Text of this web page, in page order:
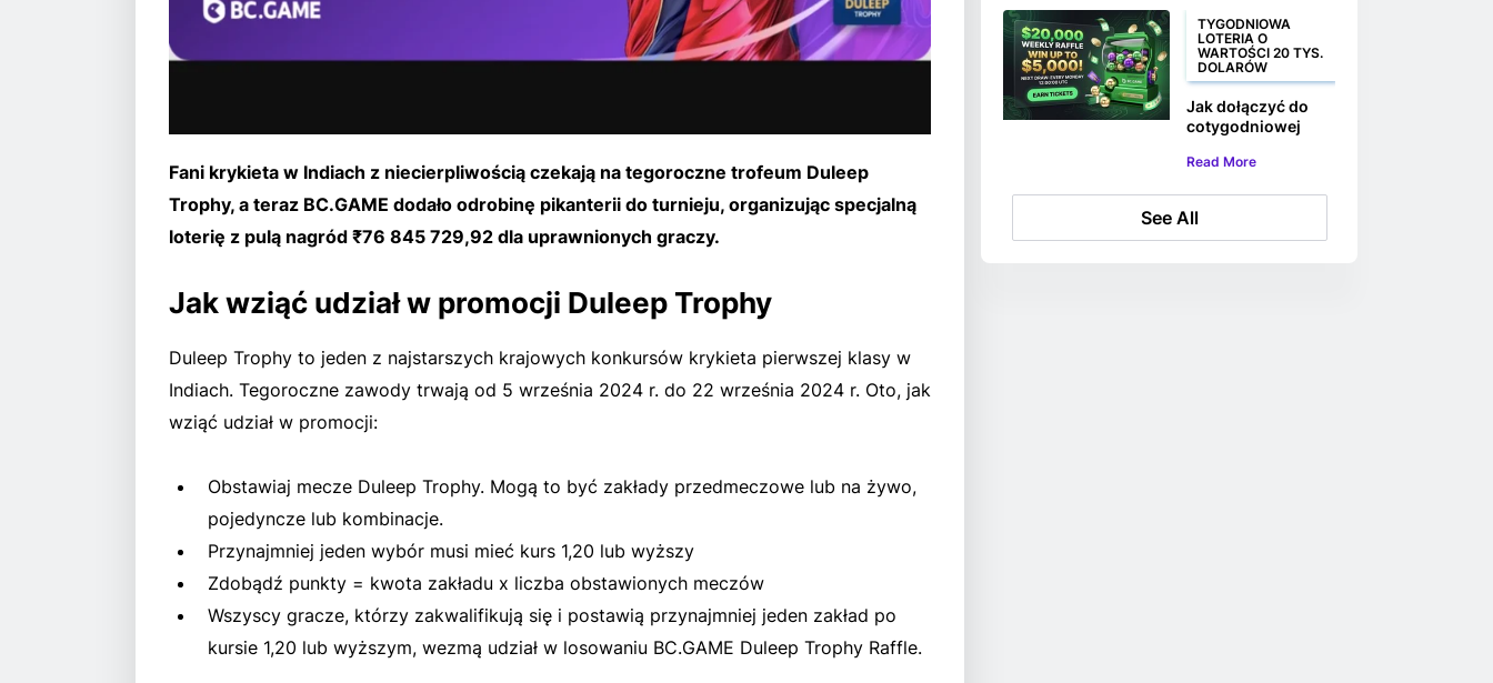
Fani krykieta w Indiach z niecierpliwością czekają na tegoroczne trofeum Duleep
Trophy, a teraz BC.GAME dodało odrobinę pikanterii do turnieju, organizując specjalną
loterię z pulą nagród ₹76 845 729,92 dla uprawnionych graczy.
Jak wziąć udział w promocji Duleep Trophy
Duleep Trophy to jeden z najstarszych krajowych konkursów krykieta pierwszej klasy w
Indiach. Tegoroczne zawody trwają od 5 września 2024 r. do 22 września 2024 r. Oto, jak
wziąć udział w promocji:
Obstawiaj mecze Duleep Trophy. Mogą to być zakłady przedmeczowe lub na żywo,
pojedyncze lub kombinacje.
Przynajmniej jeden wybór musi mieć kurs 1,20 lub wyższy
Zdobądź punkty = kwota zakładu x liczba obstawionych meczów
Wszyscy gracze, którzy zakwalifikują się i postawią przynajmniej jeden zakład po
kursie 1,20 lub wyższym, wezmą udział w losowaniu BC.GAME Duleep Trophy Raffle.
TYGODNIOWA
LOTERIA O
WARTOŚCI 20 TYS.
DOLARÓW
Jak dołączyć do
cotygodniowej
pulą nagród 20 000
Read More
See All